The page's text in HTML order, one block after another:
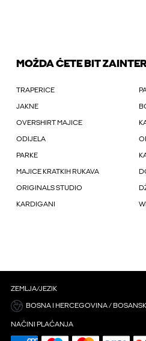
MOŽDA ĆETE BIT
TRAPERICE
JAKNE
OVERSHIRT MAJICE
ODIJELA
PARKE
MAJICE KRATKIH RUKAVA
ORIGINALS STUDIO
KARDIGANI
ZEMLJA/JEZIK
BOSNA I HERCEGOVINA /
NAČINI PLAĆANJA